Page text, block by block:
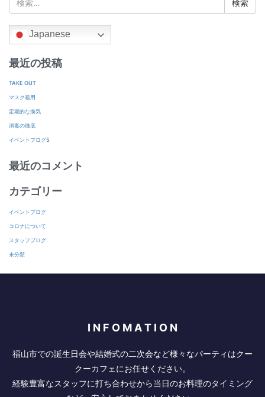
Japanese
最近の投稿
TAKE OUT
マスク着用
定期的な換気
消毒の徹底
イベントブログ5
最近のコメント
カテゴリー
イベントブログ
コロナについて
スタッフブログ
未分類
I N F O M A T I O N
福山市での誕生日会や結婚式の二次会など様々なパーティはクー
クーカフェにお任せください。
経験豊富なスタッフに打ち合わせから当日のお料理のタイミング